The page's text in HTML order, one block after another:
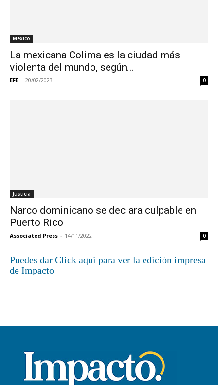
México
La mexicana Colima es la ciudad más
violenta del mundo, según...
EFE - 20/02/2023 0
Justicia
Narco dominicano se declara culpable en
Puerto Rico
Associated Press - 14/11/2022 0
Puedes dar Click aqui para ver la edición impresa
de Impacto